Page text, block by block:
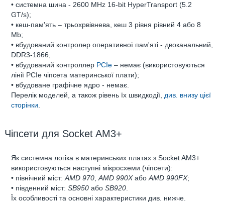
• системна шина - 2600 MHz 16-bit HyperTransport (5.2
GT/s);
• кеш-пам'ять – трьохрвівнева, кеш 3 рівня рівний 4 або 8
Mb;
• вбудований контролер оперативної пам'яті - двоканальний,
DDR3-1866;
• вбудований контроллер PCIe – немає (використовуються
лінії PCIe чіпсета материнської плати);
• вбудоване графічне ядро - немає.
Перелік моделей, а також рівень їх швидкодії, див. внизу цієї
сторінки
Чіпсети для Socket AM3+
Як системна логіка в материнських платах з Socket AM3+
використовуються наступні мікросхеми (чіпсети):
• північний міст:AMD 970 ,AMD 990XабоAMD 990FX;
• південний міст:SB950 абоSB920
Їх особливості та основні характеристики див. нижче.